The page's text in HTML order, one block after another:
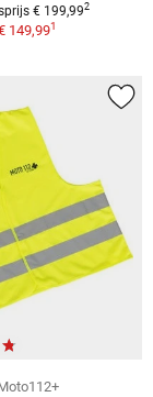
€ 199,992
149,991